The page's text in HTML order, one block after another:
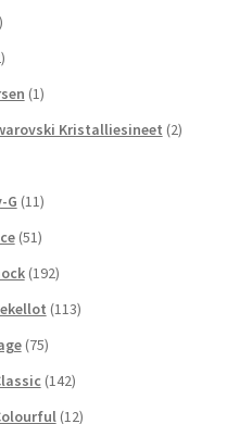
(1)
Kristalliesineet (2)
G (11)
(51)
(192)
(113)
(75)
(142)
(12)